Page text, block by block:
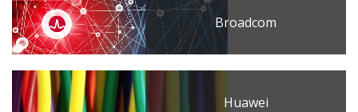
Broadcom
Huawei